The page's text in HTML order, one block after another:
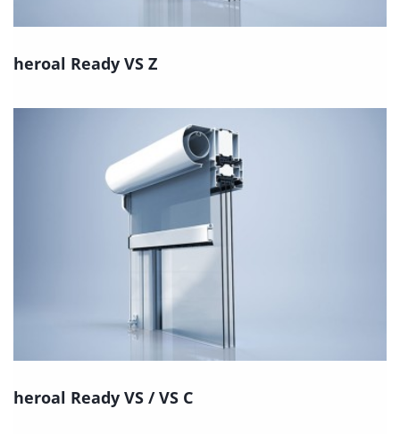
heroal Ready VS Z
heroal Ready VS / VS C